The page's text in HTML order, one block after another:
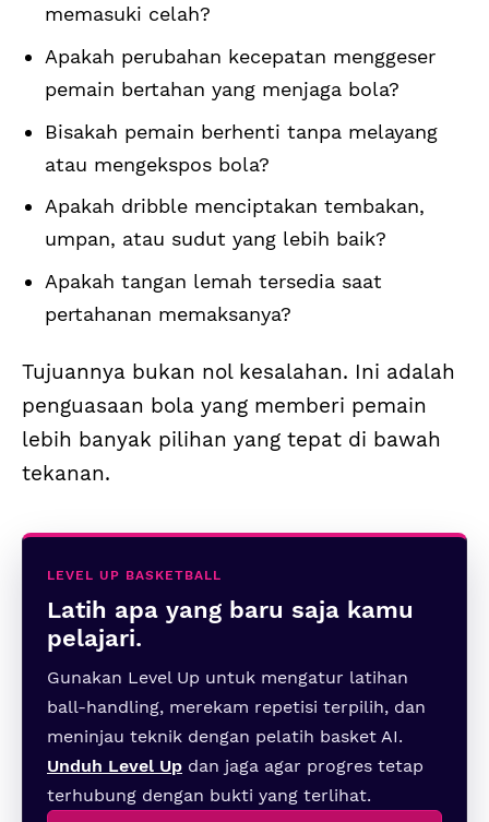
memasuki celah?
Apakah perubahan kecepatan menggeser
pemain bertahan yang menjaga bola?
Bisakah pemain berhenti tanpa melayang
atau mengekspos bola?
Apakah dribble menciptakan tembakan,
umpan, atau sudut yang lebih baik?
Apakah tangan lemah tersedia saat
pertahanan memaksanya?
Tujuannya bukan nol kesalahan. Ini adalah
penguasaan bola yang memberi pemain
lebih banyak pilihan yang tepat di bawah
tekanan.
LEVEL UP BASKETBALL
Latih apa yang baru saja kamu
pelajari.
Gunakan Level Up untuk mengatur latihan
ball-handling, merekam repetisi terpilih, dan
meninjau teknik dengan pelatih basket AI.
Unduh Level Up dan jaga agar progres tetap
terhubung dengan bukti yang terlihat.